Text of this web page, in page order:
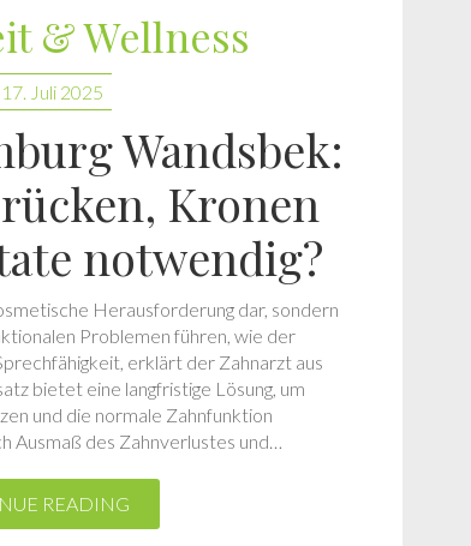
& Wellness
17. Juli 2025
Wandsbek:
Kronen
notwendig?
Herausforderung dar, sondern
Problemen führen, wie der
erklärt der Zahnarzt aus
bietet eine langfristige Lösung, um
und die normale Zahnfunktion
Ausmaß des Zahnverlustes und…
READING